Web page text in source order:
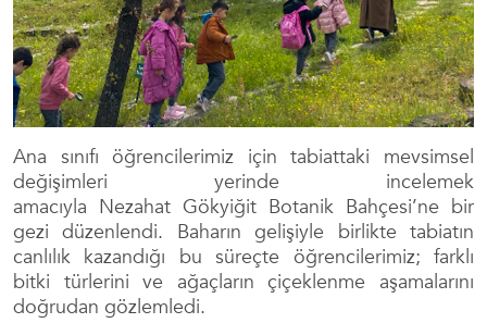
Ana sınıfı öğrencilerimiz için tabiattaki mevsimsel
değişimleri yerinde incelemek
amacıyla Nezahat Gökyiğit Botanik Bahçesi’ne bir
gezi düzenlendi. Baharın gelişiyle birlikte tabiatın
canlılık kazandığı bu süreçte öğrencilerimiz; farklı
bitki türlerini ve ağaçların çiçeklenme aşamalarını
doğrudan gözlemledi.